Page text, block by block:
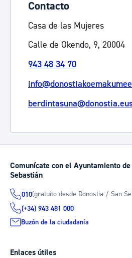
Contacto
Casa de las Mujeres
Calle de Okendo, 9, 20004
943 48 34 70
Comunícate con el Ayuntamiento
Sebastián
010(gratuito desde Donostia / San
(+34) 943 481 000
Buzón de la ciudadanía
Enlaces útiles